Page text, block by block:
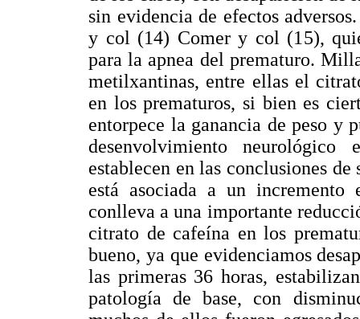
sin evidencia de efectos
y col (14) Comer y col (15),
para la apnea del prematuro.
metilxantinas, entre ellas el
en los prematuros, si bien es
entorpece la ganancia de peso y
desenvolvimiento
establecen en las conclusiones
está asociada a un
conlleva a una importante
citrato de cafeína en los
bueno, ya que evidenciamos
las primeras 36 horas,
patología de base, con